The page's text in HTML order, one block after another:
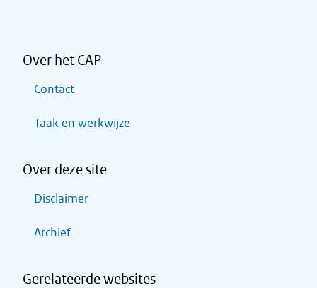
Over het CAP
Contact
Taak en werkwijze
Over deze site
Disclaimer
Archief
Gerelateerde websites